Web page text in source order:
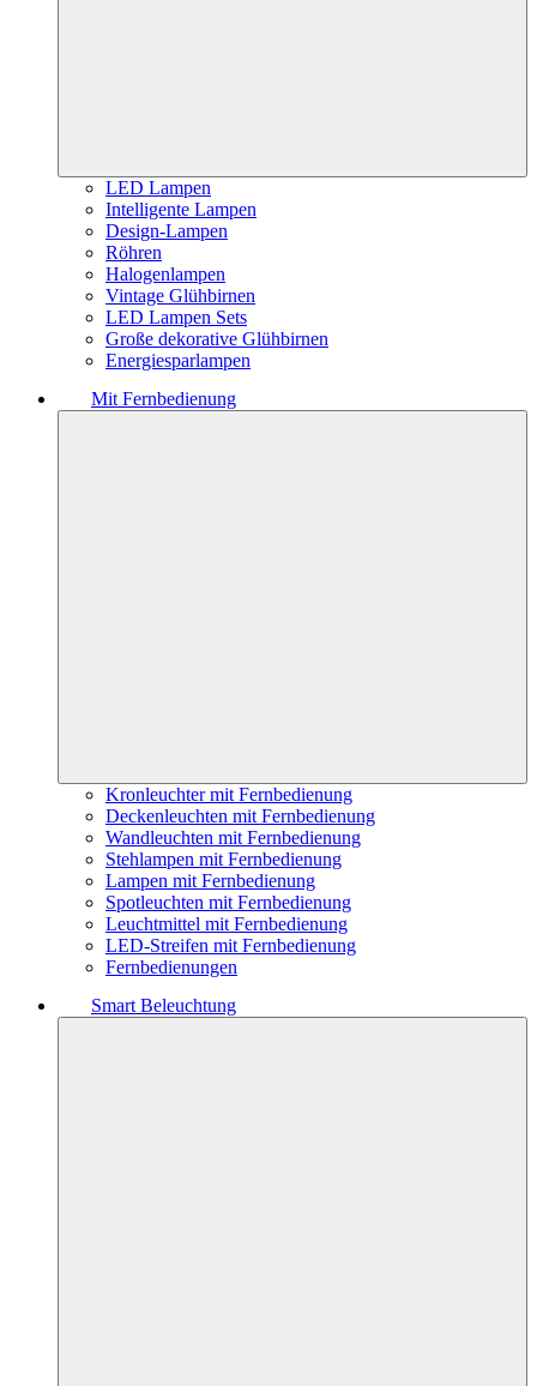
LED Lampen
Intelligente Lampen
Design-Lampen
Röhren
Halogenlampen
Vintage Glühbirnen
LED Lampen Sets
Große dekorative Glühbirnen
Energiesparlampen
Mit Fernbedienung
Kronleuchter mit Fernbedienung
Deckenleuchten mit Fernbedienung
Wandleuchten mit Fernbedienung
Stehlampen mit Fernbedienung
Lampen mit Fernbedienung
Spotleuchten mit Fernbedienung
Leuchtmittel mit Fernbedienung
LED-Streifen mit Fernbedienung
Fernbedienungen
Smart Beleuchtung